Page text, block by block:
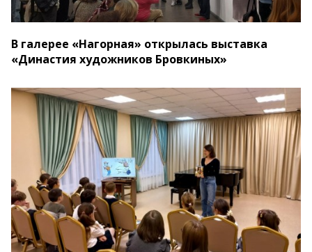
В галерее «Нагорная» открылась выставка
«Династия художников Бровкиных»